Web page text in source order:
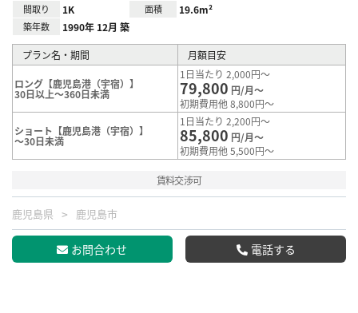
間取り 1K 面積 19.6m²
築年数 1990年 12月 築
プラン名・期間 月額目安
ロング【鹿児島港（宇宿）】
30日以上～360日未満
1日当たり 2,000円～
79,800 円/月～
初期費用他 8,800円～
ショート【鹿児島港（宇宿）】
～30日未満
1日当たり 2,200円～
85,800 円/月～
初期費用他 5,500円～
賃料交渉可
鹿児島県 鹿児島市
お問合わせ 電話する